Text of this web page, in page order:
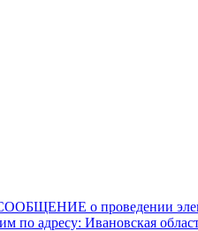
о проведении
по адресу: Ивановская